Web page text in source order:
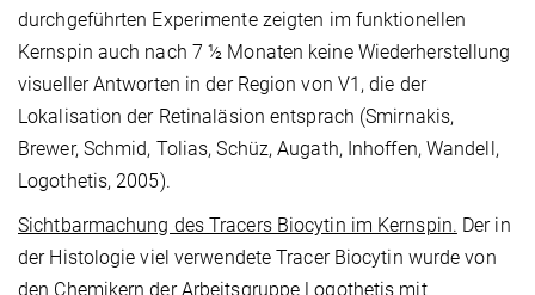
durchgeführten Experimente zeigten im funktionellen
Kernspin auch nach 7 ½ Monaten keine Wiederherstellung
visueller Antworten in der Region von V1, die der
Lokalisation der Retinaläsion entsprach (Smirnakis,
Brewer, Schmid, Tolias, Schüz, Augath, Inhoffen, Wandell,
Logothetis, 2005).
Sichtbarmachung des Tracers Biocytin im Kernspin. Der in
der Histologie viel verwendete Tracer Biocytin wurde von
den Chemikern der Arbeitsgruppe Logothetis mit